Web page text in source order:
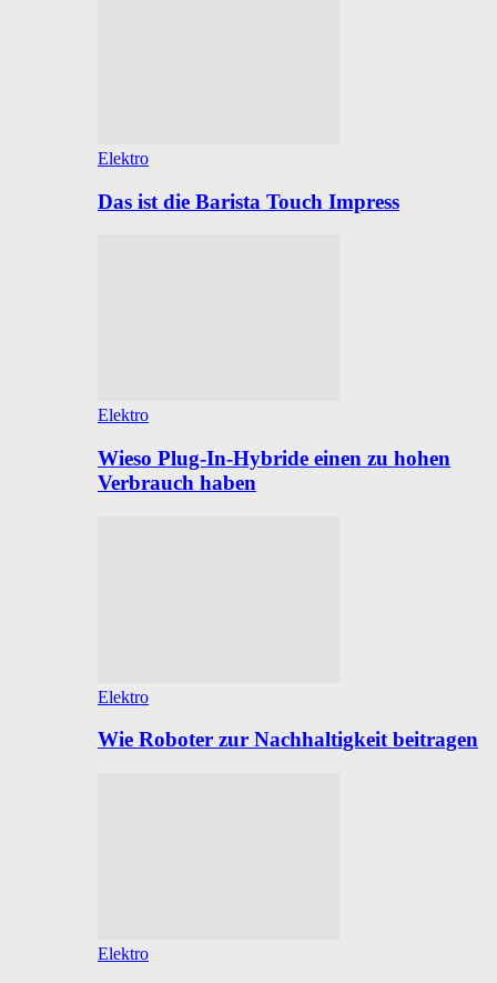
Elektro
Das ist die Barista Touch Impress
Elektro
Wieso Plug-In-Hybride einen zu hohen
Verbrauch haben
Elektro
Wie Roboter zur Nachhaltigkeit beitragen
Elektro